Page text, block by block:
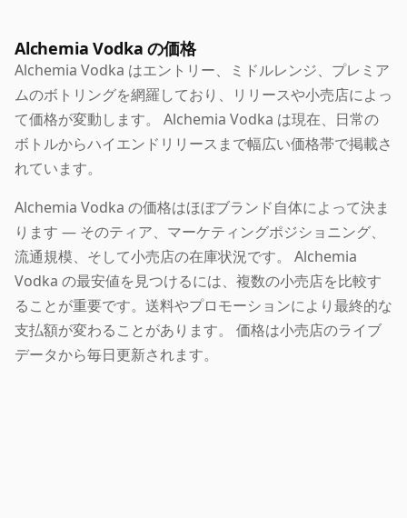
Alchemia Vodka の価格
Alchemia Vodka はエントリー、ミドルレンジ、プレミア
ムのボトリングを網羅しており、リリースや小売店によっ
て価格が変動します。 Alchemia Vodka は現在、日常の
ボトルからハイエンドリリースまで幅広い価格帯で掲載さ
れています。
Alchemia Vodka の価格はほぼブランド自体によって決ま
ります — そのティア、マーケティングポジショニング、
流通規模、そして小売店の在庫状況です。 Alchemia
Vodka の最安値を見つけるには、複数の小売店を比較す
ることが重要です。送料やプロモーションにより最終的な
支払額が変わることがあります。 価格は小売店のライブ
データから毎日更新されます。